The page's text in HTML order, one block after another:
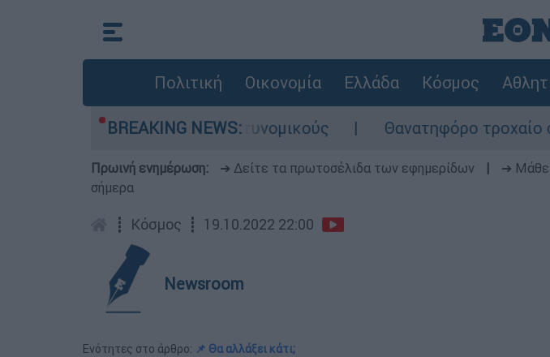
Πολιτική Οικονομία Ελλάδα Κόσμος
BREAKING NEWS:
στους αστυνομικούς Θανατηφόρο τροχαίο στις
Πρωινή ενημέρωση: ➔ Δείτε τα πρωτοσέλιδα των εφημερίδων ➔
σήμερα
┋ Κόσμος ┋ 19.10.2022 22:00
Newsroom
Ενότητες στο άρθρο: 📌 Θα αλλάξει κάτι;